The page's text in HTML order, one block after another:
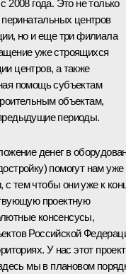
2008 года. Это не только
центров
но и еще три филиала
уже строящихся
центров, а также
помощь субъектам
объектам,
периоды.
денег в
помогут нам уже
с тем чтобы они уже к
проектную
консенсусы,
Российской
У нас этот проект
мы в плановом